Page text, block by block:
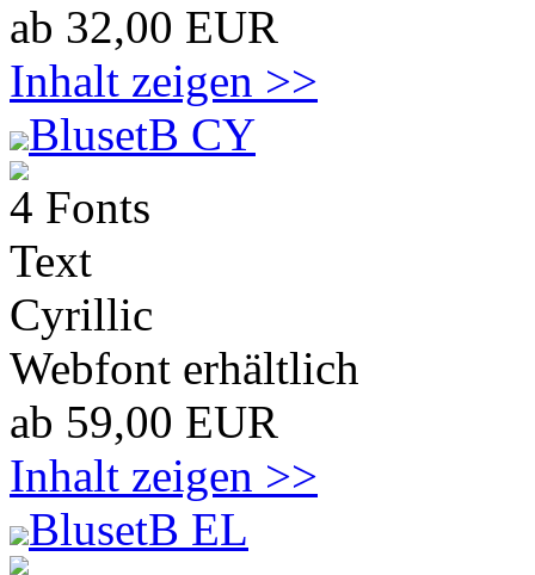
ab 32,00 EUR
Inhalt zeigen >>
BlusetB CY
4 Fonts
Text
Cyrillic
Webfont erhältlich
ab 59,00 EUR
Inhalt zeigen >>
BlusetB EL